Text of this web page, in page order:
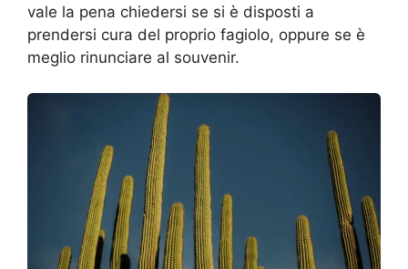
vale la pena chiedersi se si è disposti a
prendersi cura del proprio fagiolo, oppure se è
meglio rinunciare al souvenir.